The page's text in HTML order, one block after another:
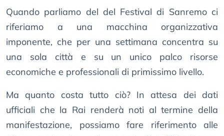
Quando parliamo del del Festival di Sanremo ci
riferiamo a una macchina organizzativa
imponente, che per una settimana concentra su
una sola città e su un unico palco risorse
economiche e professionali di primissimo livello.
Ma quanto costa tutto ciò? In attesa dei dati
ufficiali che la Rai renderà noti al termine della
manifestazione, possiamo fare riferimento alle